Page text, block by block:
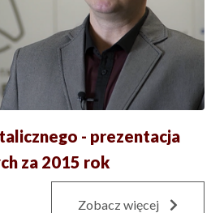
- prezentacja
za 2015 rok
Zobacz więcej